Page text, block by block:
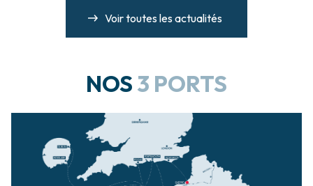
Voir toutes les actualités
NOS 3 PORTS